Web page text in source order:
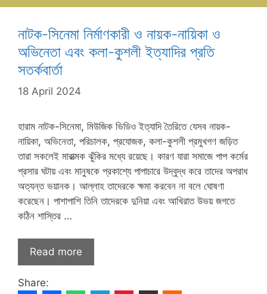
নাটক-সিনেমা নির্মাণকারী ও নায়ক-নায়িকা ও
অভিনেতা এবং কলা-কুশলী ইত্যাদির প্রতি
সতর্কবার্তা
18 April 2024
হারাম নাটক-সিনেমা, মিউজিক ভিডিও ইত্যাদি তৈরিতে যেসব নায়ক-
নায়িকা, অভিনেতা, পরিচালক, প্রযোজক, কলা-কুশলী প্রমুখগণ জড়িত
তারা সকলেই মারাত্মক ঝুঁকির মধ্যে রয়েছে। কারণ যারা সমাজে পাপ কর্মের
প্রসার ঘটায় এবং মানুষকে প্রকাশ্যে পাপাচারে উদ্বুদ্ধ করে তাদের অপরাধ
অত্যন্ত ভয়ানক। আল্লাহ তাদেরকে ক্ষমা করবেন না বলে ঘোষণা
করেছেন। পাশাপাশি তিনি তাদেরকে দুনিয়া এবং আখিরাত উভয় জগতে
কঠিন শাস্তির …
Read more
Share: